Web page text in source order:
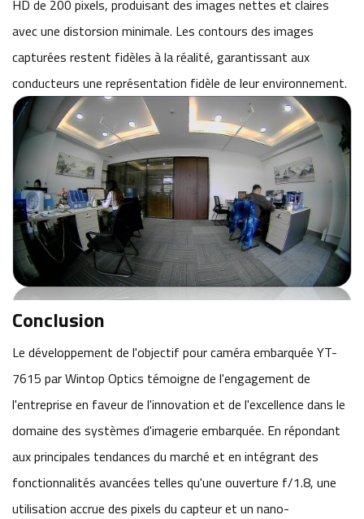
HD de 200 pixels, produisant des images nettes et claires
avec une distorsion minimale. Les contours des images
capturées restent fidèles à la réalité, garantissant aux
conducteurs une représentation fidèle de leur environnement.
Conclusion
Le développement de l'objectif pour caméra embarquée YT-
7615 par Wintop Optics témoigne de l'engagement de
l'entreprise en faveur de l'innovation et de l'excellence dans le
domaine des systèmes d'imagerie embarquée. En répondant
aux principales tendances du marché et en intégrant des
fonctionnalités avancées telles qu'une ouverture f/1.8, une
utilisation accrue des pixels du capteur et un nano-